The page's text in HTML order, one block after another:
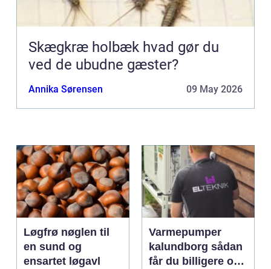
Skægkræ holbæk hvad gør du
ved de ubudne gæster?
Annika Sørensen 09 May 2026
Løgfrø nøglen til
en sund og
ensartet løgavl
Varmepumper
kalundborg sådan
får du billigere og